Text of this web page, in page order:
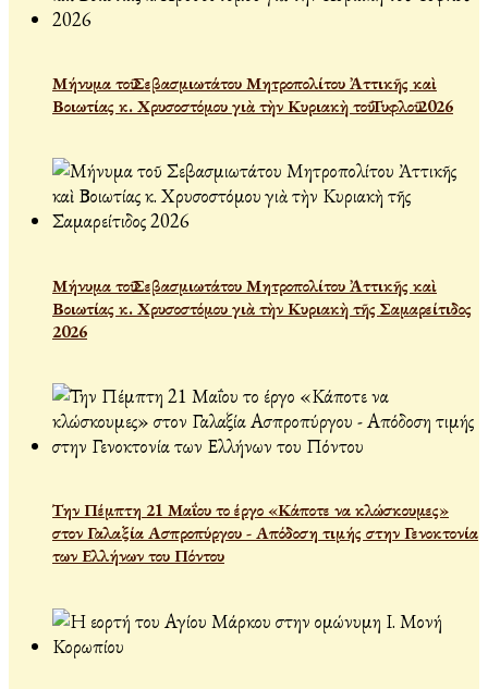
Μήνυμα τοῦ Σεβασμιωτάτου Μητροπολίτου Ἀττικῆς καὶ
Βοιωτίας κ. Χρυσοστόμου γιὰ τὴν Κυριακὴ τοῦ Τυφλοῦ 2026
Μήνυμα τοῦ Σεβασμιωτάτου Μητροπολίτου Ἀττικῆς καὶ
Βοιωτίας κ. Χρυσοστόμου γιὰ τὴν Κυριακὴ τῆς Σαμαρείτιδος
2026
Την Πέμπτη 21 Μαΐου το έργο «Κάποτε να κλώσκουμες»
στον Γαλαξία Ασπροπύργου - Απόδοση τιμής στην Γενοκτονία
των Ελλήνων του Πόντου